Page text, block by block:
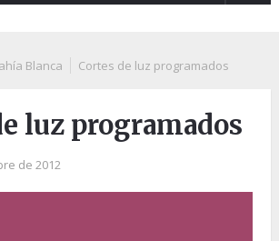
Blanca Cortes de luz programados
luz programados
de 2012